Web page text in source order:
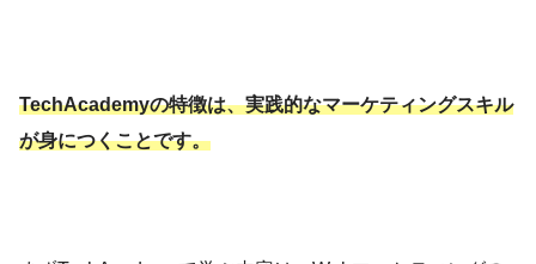
TechAcademyの特徴は、実践的なマーケティングスキル
が身につくことです。